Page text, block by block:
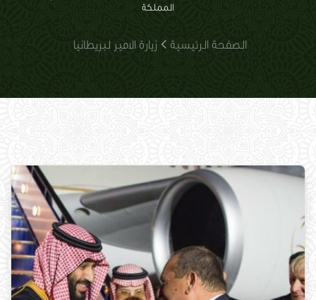
المملكة
الصفحة الرئيسية زيارة الامير لبريطانيا